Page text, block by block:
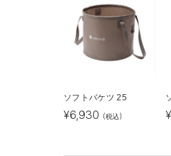
ソフトバケツ 25
¥6,930 (税込) ¥